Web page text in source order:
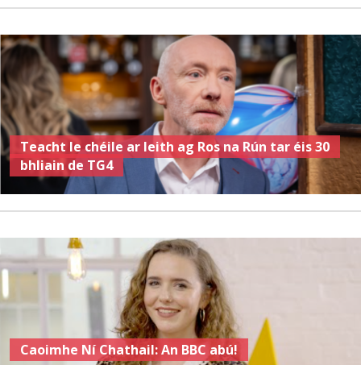
Teacht le chéile ar leith ag Ros na Rún tar éis 30
bhliain de TG4
Caoimhe Ní Chathail: An BBC abú!